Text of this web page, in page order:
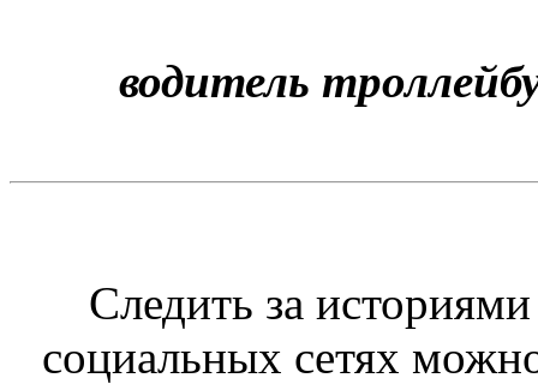
водитель
Следить за
социальных сетях